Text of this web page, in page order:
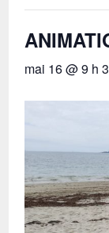
mai 16 @ 9 h